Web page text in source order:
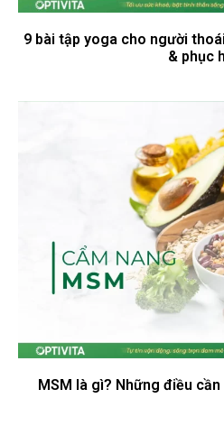
9 bài tập yoga cho người
& phục
MSM là gì? Những điều